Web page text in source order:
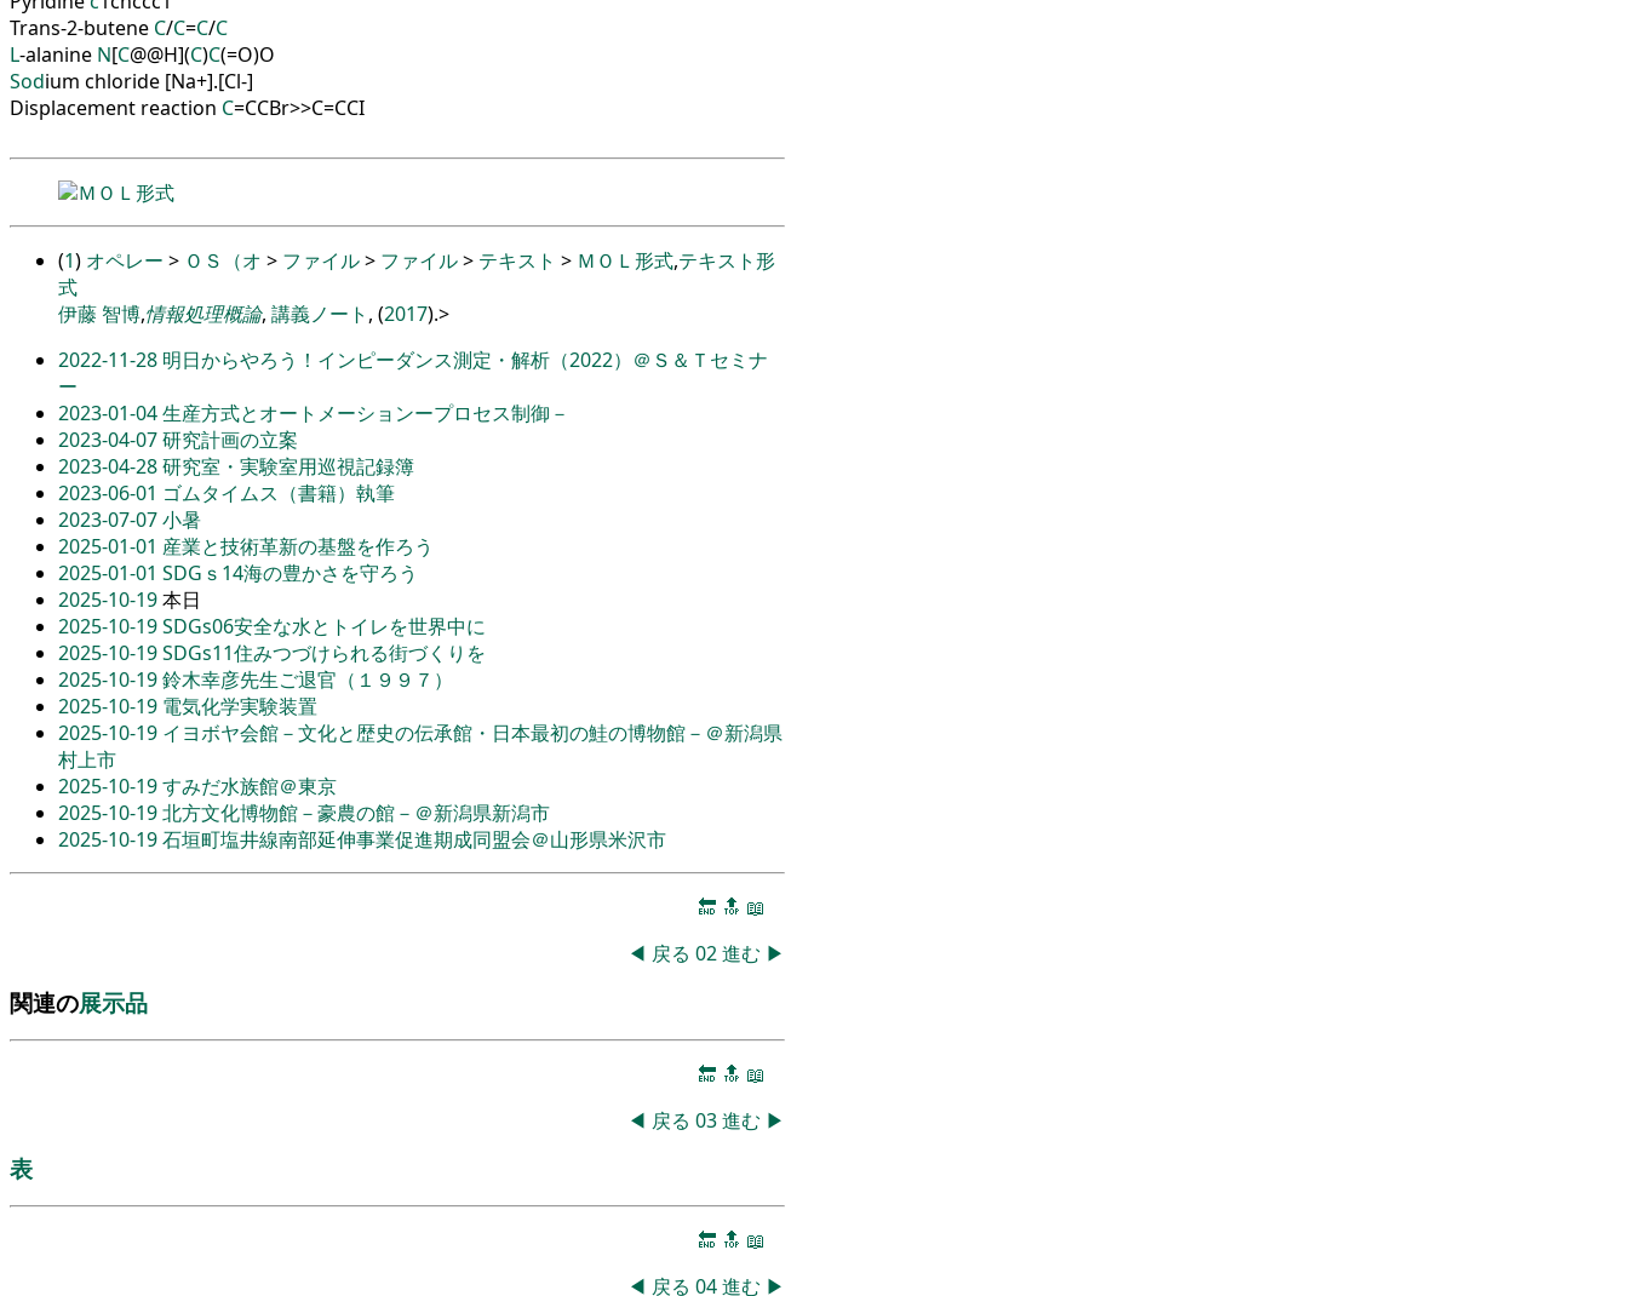
Trans-2-butene C/C=C/C
L-alanine N[C@@H](C)C(=O)O
Sodium chloride [Na+].[Cl-]
Displacement reaction C=CCBr>>C=CCI
ＭＯＬ形式
(1) オペレー > ＯＳ（オ > ファイル> ファイル> テキスト > ＭＯＬ形式,テキスト形
式
伊藤 智博,情報処理概論, 講義ノート , (2017).>
2022-11-28 明日からやろう！インピーダンス測定・解析（2022）＠Ｓ＆Ｔセミナ
ー
2023-01-04生産方式とオートメーションープロセス制御－
2023-04-07研究計画の立案
2023-04-28研究室・実験室用巡視記録簿
2023-06-01 ゴムタイムス（書籍）執筆
2023-07-07小暑
2025-01-01 産業と技術革新の基盤を作ろう
2025-01-01 SDGｓ14海の豊かさを守ろう
2025-10-19本日
2025-10-19SDGs06安全な水とトイレを世界中に
2025-10-19SDGs11住みつづけられる街づくりを
2025-10-19鈴木幸彦先生ご退官（１９９７）
2025-10-19 電気化学実験装置
2025-10-19 イヨボヤ会館－文化と歴史の伝承館・日本最初の鮭の博物館－＠新潟県
村上市
2025-10-19すみだ水族館＠東京
2025-10-19北方文化博物館－豪農の館－＠新潟県新潟市
2025-10-19石垣町塩井線南部延伸事業促進期成同盟会＠山形県米沢市
🔚 🔝 📖
◀ 戻る 02進む ▶
関連の展示品
🔚 🔝 📖
◀ 戻る 03進む ▶
表
🔚 🔝 📖
◀ 戻る 04進む ▶